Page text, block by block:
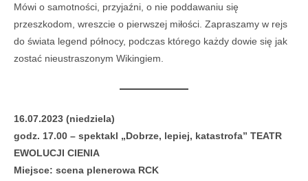
Mówi o samotności, przyjaźni, o nie poddawaniu się
przeszkodom, wreszcie o pierwszej miłości. Zapraszamy w rejs
do świata legend północy, podczas którego każdy dowie się jak
zostać nieustraszonym Wikingiem.
16.07.2023 (niedziela)
godz. 17.00 – spektakl „Dobrze, lepiej, katastrofa” TEATR
EWOLUCJI CIENIA
Miejsce: scena plenerowa RCK